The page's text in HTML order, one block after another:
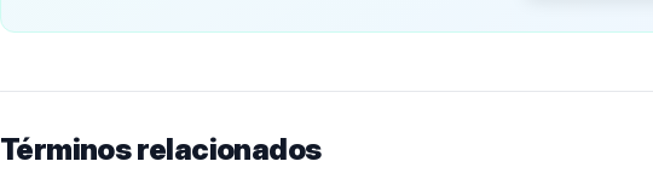
Términos relacionados